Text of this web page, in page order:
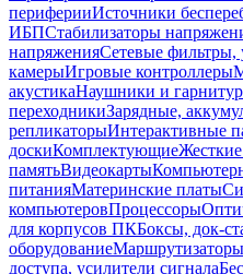
периферииИсточники
ИБПСтабилизаторы
напряженияСетевые фильтры,
камерыИгровые контроллеры
акустикаНаушники и
переходникиЗарядные,
репликаторыИнтерактивные
доскиКомплектующие
памятьВидеокарты
питанияМатеринские платы
компьютеровПроцессоры
для корпусов ПКБоксы, док-
оборудование
доступа, усилители сигнала